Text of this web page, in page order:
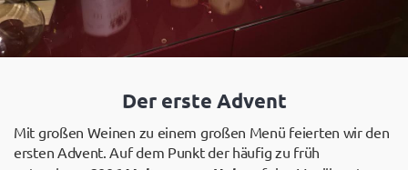
Der erste Advent
Mit großen Weinen zu einem großen Menü feierten wir den
ersten Advent. Auf dem Punkt der häufig zu früh